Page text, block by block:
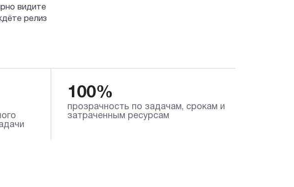
видите
релиз
100%
прозрачность по задачам, срокам и
затраченным ресурсам